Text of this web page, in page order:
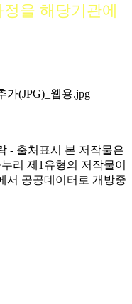
을 해당기관에
가(JPG)_웹용.jpg
본 저작물은
리 제1유형의 저작물이
서 공공데이터로 개방중